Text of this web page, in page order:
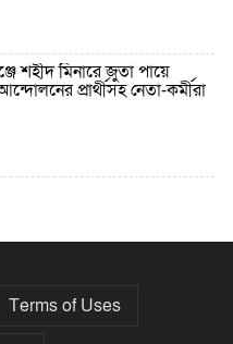
শহীদ মিনারে জুতা পায়ে
প্রার্থীসহ নেতা-কর্মীরা
তফসিল ৮-১৫ ডিসেম্বরের মধ্যে
Terms of Uses